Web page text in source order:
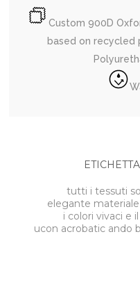
Custom 900D
based on
tutti i tessuti
elegante
i colori vivaci e
ucon acrobatic ando